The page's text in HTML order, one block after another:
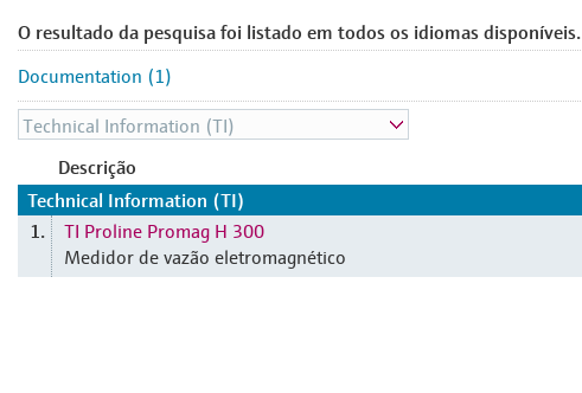
O resultado da pesquisa foi listado em todos os idiomas disponíveis.
Documentation (1)
Descrição
Technical Information (TI)
1.
TI Proline Promag H 300
Medidor de vazão eletromagnético